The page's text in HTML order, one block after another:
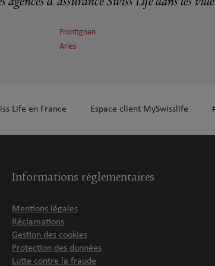
Frontignan
Arles
Life en France Espace client MySwisslife
Informations réglementaires
Mentions légales
Réclamations
Gestion des cookies
Protection des données
Lutte contre la fraude